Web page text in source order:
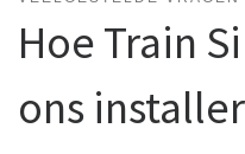
Hoe Train
ons